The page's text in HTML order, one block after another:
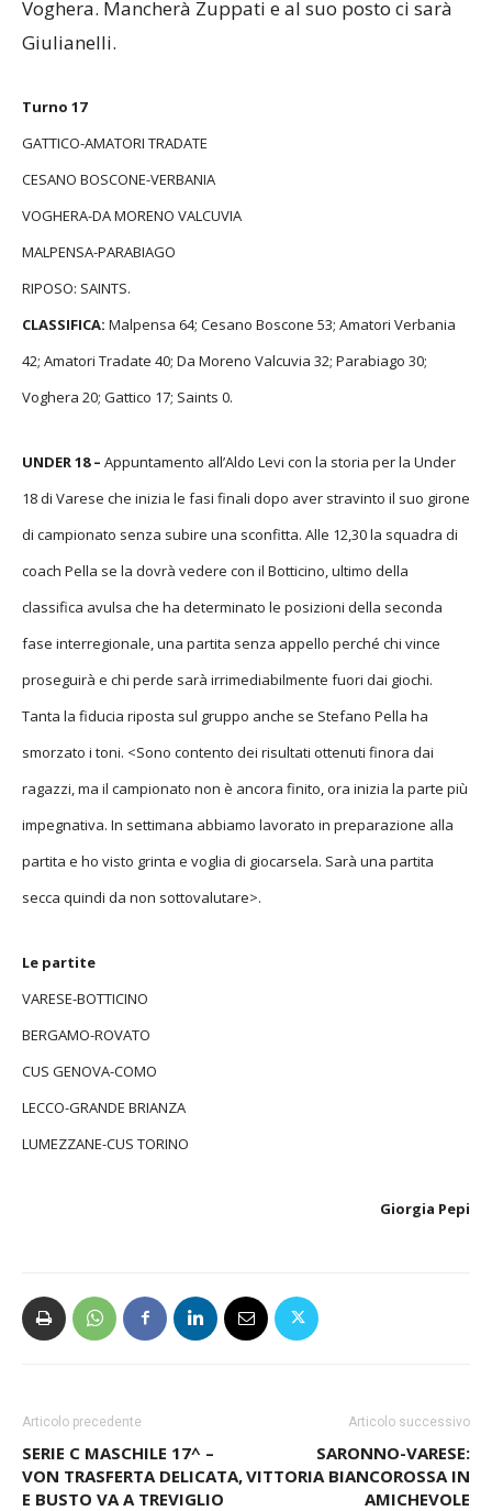
Voghera. Mancherà Zuppati e al suo posto ci sarà
Giulianelli.
Turno 17
GATTICO-AMATORI TRADATE
CESANO BOSCONE-VERBANIA
VOGHERA-DA MORENO VALCUVIA
MALPENSA-PARABIAGO
RIPOSO: SAINTS.
CLASSIFICA: Malpensa 64; Cesano Boscone 53; Amatori Verbania
42; Amatori Tradate 40; Da Moreno Valcuvia 32; Parabiago 30;
Voghera 20; Gattico 17; Saints 0.
UNDER 18 – Appuntamento all’Aldo Levi con la storia per la Under
18 di Varese che inizia le fasi finali dopo aver stravinto il suo girone
di campionato senza subire una sconfitta. Alle 12,30 la squadra di
coach Pella se la dovrà vedere con il Botticino, ultimo della
classifica avulsa che ha determinato le posizioni della seconda
fase interregionale, una partita senza appello perché chi vince
proseguirà e chi perde sarà irrimediabilmente fuori dai giochi.
Tanta la fiducia riposta sul gruppo anche se Stefano Pella ha
smorzato i toni. <Sono contento dei risultati ottenuti finora dai
ragazzi, ma il campionato non è ancora finito, ora inizia la parte più
impegnativa. In settimana abbiamo lavorato in preparazione alla
partita e ho visto grinta e voglia di giocarsela. Sarà una partita
secca quindi da non sottovalutare>.
Le partite
VARESE-BOTTICINO
BERGAMO-ROVATO
CUS GENOVA-COMO
LECCO-GRANDE BRIANZA
LUMEZZANE-CUS TORINO
Giorgia Pepi
Articolo precedente
SERIE C MASCHILE 17^ –
VON TRASFERTA DELICATA,
E BUSTO VA A TREVIGLIO
Articolo successivo
SARONNO-VARESE:
VITTORIA BIANCOROSSA IN
AMICHEVOLE